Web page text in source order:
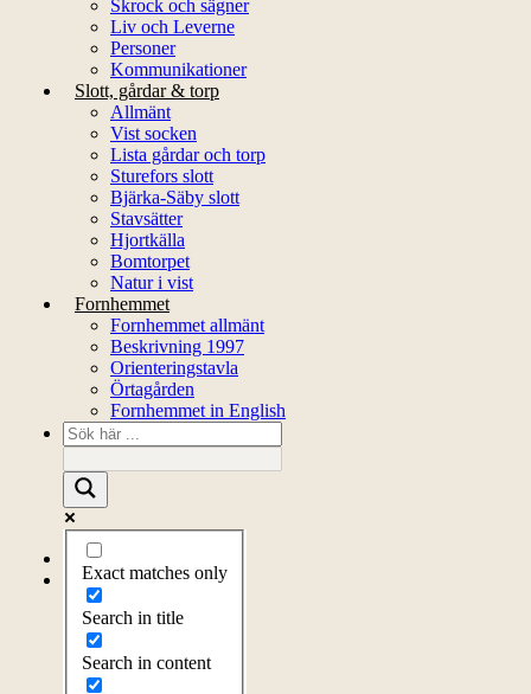
Skrock och sägner
Liv och Leverne
Personer
Kommunikationer
Slott, gårdar & torp
Allmänt
Vist socken
Lista gårdar och torp
Sturefors slott
Bjärka-Säby slott
Stavsätter
Hjortkälla
Bomtorpet
Natur i vist
Fornhemmet
Fornhemmet allmänt
Beskrivning 1997
Orienteringstavla
Örtagården
Fornhemmet in English
Exact matches only
Search in title
Search in content
Startsida
Om föreningen
Årsprogram
Styrelsen